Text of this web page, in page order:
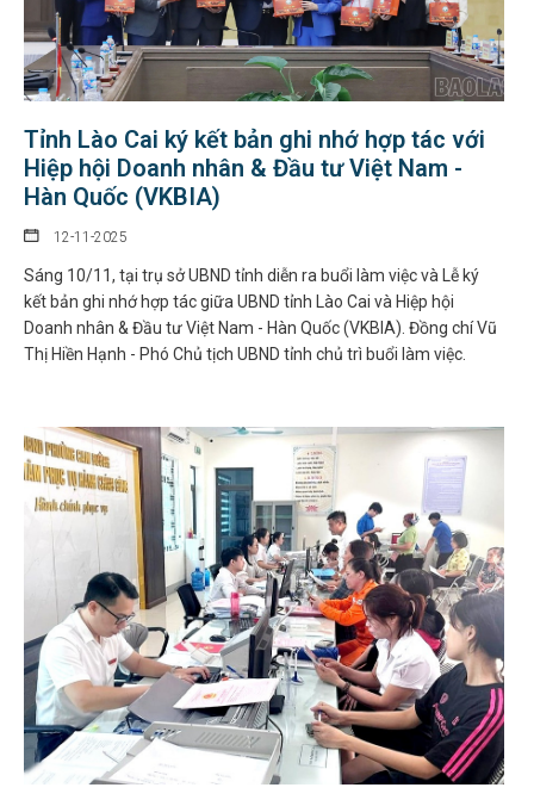
Tỉnh Lào Cai ký kết bản ghi nhớ hợp tác với
Hiệp hội Doanh nhân & Đầu tư Việt Nam -
Hàn Quốc (VKBIA)
12-11-2025
Sáng 10/11, tại trụ sở UBND tỉnh diễn ra buổi làm việc và Lễ ký
kết bản ghi nhớ hợp tác giữa UBND tỉnh Lào Cai và Hiệp hội
Doanh nhân & Đầu tư Việt Nam - Hàn Quốc (VKBIA). Đồng chí Vũ
Thị Hiền Hạnh - Phó Chủ tịch UBND tỉnh chủ trì buổi làm việc.